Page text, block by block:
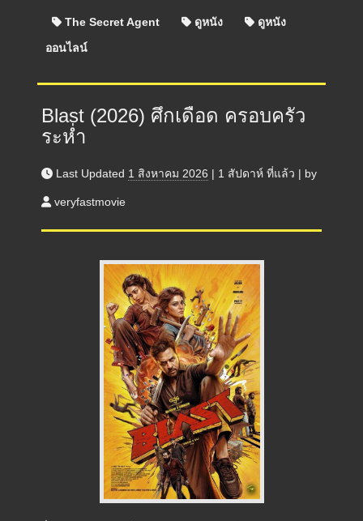
The Secret Agent ดูหนัง
ดูหนัง
ออนไลน์
Blast (2026) ศึกเดือด ครอบครัว
ระห่ำ
Last Updated 1 สิงหาคม 2026 | 1 สัปดาห์ ที่แล้ว | by
veryfastmovie